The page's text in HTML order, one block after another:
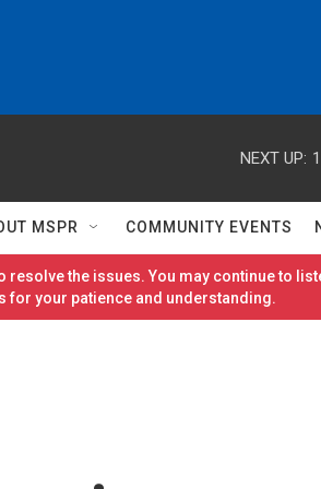
NEXT UP:
MSPR COMMUNITY EVENTS
the issues. You may continue to
for your patience and understanding.